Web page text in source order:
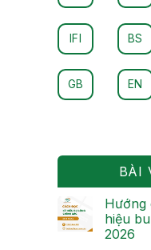
IFI BS
GB EN
BÀI
Hướng
hiệu
2026